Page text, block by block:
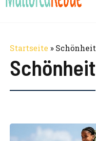
Startseite » Schönheit
Schönheit